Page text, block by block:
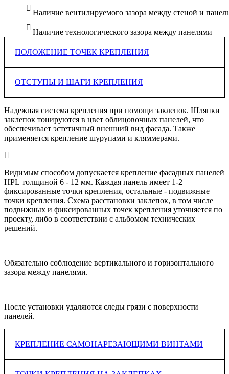
Наличие вентилируемого зазора между стеной и
Наличие технологического зазора между панелями
ПОЛОЖЕНИЕ ТОЧЕК КРЕПЛЕНИЯ
Фиксированное крепление для двухпролетной панели
располагается ближе к еецентру, для однопролетной —
посередине края листа
фиксированное крепление
ОТСТУПЫ И ШАГИ КРЕПЛЕНИЯ
Точные диаметры отверстий рассчитываются в зависимости
от применяемыхзаклепок и винтов и указываются в
технических каталогах производителей подсистем
панели | мм
6
20мм | видимое
крепление
20мм | видимое
крепление
600 600
8
20мм | видимое
крепление
20мм | видимое
крепление
700 700
10 - 12
80мм | видимое
крепление
80мм | видимое
крепление
800
Надежная система крепления при помощи заклепок. Шляпки
заклепок тонируются в цвет облицовочных панелей, что
обеспечивает эстетичный внешний вид фасада. Также
применяется крепление шурупами и кляммерами.
Видимым способом допускается крепление фасадных панелей
HPL толщиной 6 - 12 мм. Каждая панель имеет 1-2
фиксированные точки крепления, остальные - подвижные
точки крепления. Схема расстановки заклепок, в том числе
подвижных и фиксированных точек крепления уточняется по
проекту, либо в соответствии с альбомом технических
решений.
Обязательно соблюдение вертикального и горизонтального
зазора между панелями.
После установки удаляются следы грязи с поверхности
панелей.
КРЕПЛЕНИЕ САМОНАРЕЗАЮЩИМИ ВИНТАМИ
Фиксированное крепление для двухпролетной панели